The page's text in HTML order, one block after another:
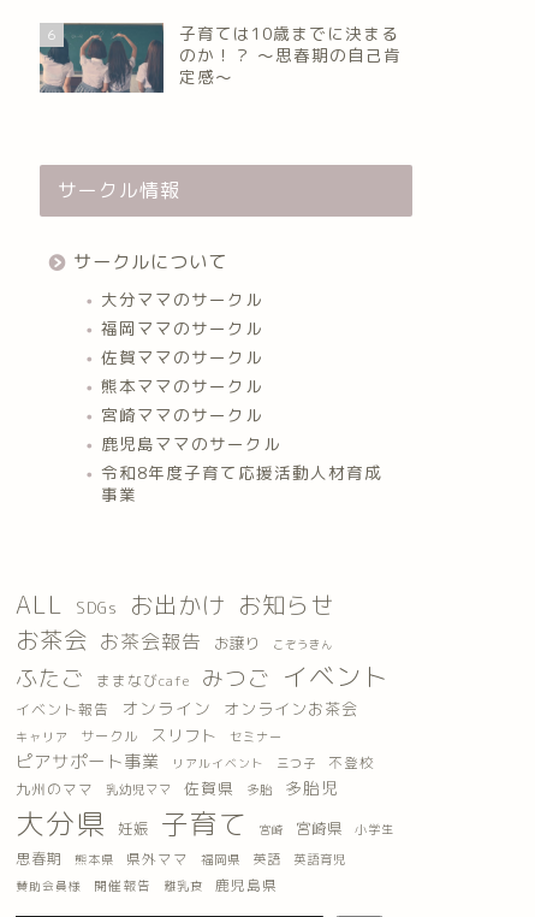
6
子育ては10歳までに決まる
のか！？ ～思春期の自己肯
定感～
サークル情報
サークルについて
大分ママのサークル
福岡ママのサークル
佐賀ママのサークル
熊本ママのサークル
宮崎ママのサークル
鹿児島ママのサークル
令和8年度子育て応援活動人材育成
事業
ALL SDGs お出かけ お知らせ
お茶会 お茶会報告 お譲り こぞうきん
ふたご ままなびcafe みつご イベント
イベント報告 オンライン オンラインお茶会
キャリア サークル スリフト セミナー
ピアサポート事業 リアルイベント 三つ子 不登校
九州のママ 乳幼児ママ 佐賀県 多胎 多胎児
大分県 妊娠 子育て 宮崎 宮崎県 小学生
思春期 熊本県 県外ママ 福岡県 英語 英語育児
賛助会員様 開催報告 離乳食 鹿児島県